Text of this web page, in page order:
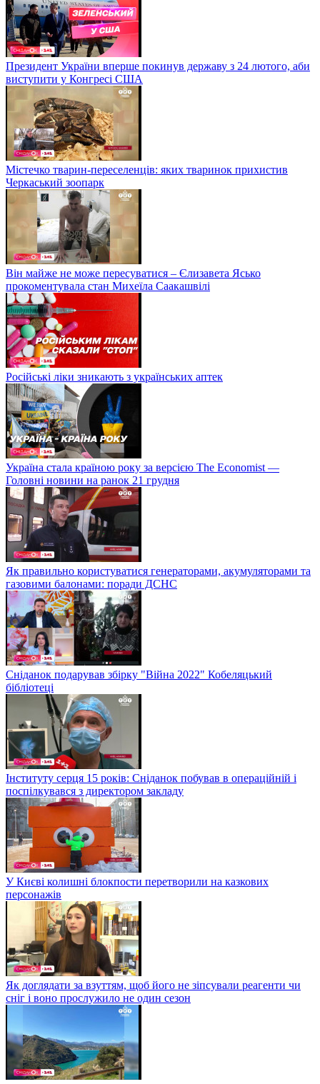
Президент України вперше покинув державу з 24 лютого, аби
виступити у Конгресі США
Містечко тварин-переселенців: яких тваринок прихистив
Черкаський зоопарк
Він майже не може пересуватися – Єлизавета Ясько
прокоментувала стан Михеїла Саакашвілі
Російські ліки зникають з українських аптек
Україна стала країною року за версією The Economist —
Головні новини на ранок 21 грудня
Як правильно користуватися генераторами, акумуляторами та
газовими балонами: поради ДСНС
Сніданок подарував збірку "Війна 2022" Кобеляцький
бібліотеці
Інституту серця 15 років: Сніданок побував в операційній і
поспілкувався з директором закладу
У Києві колишні блокпости перетворили на казкових
персонажів
Як доглядати за взуттям, щоб його не зіпсували реагенти чи
сніг і воно прослужило не один сезон